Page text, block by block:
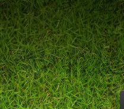
Zum
Hauptinhalt
springen